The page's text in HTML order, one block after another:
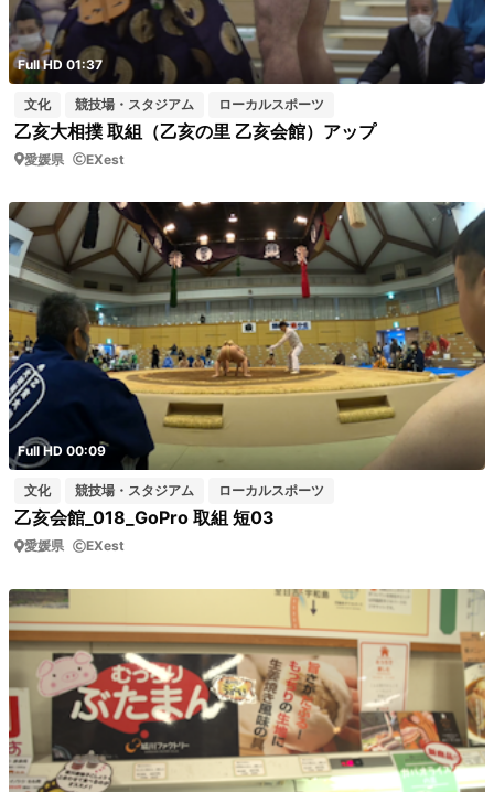
Full HD 01:37
文化 競技場・スタジアム ローカルスポーツ
乙亥大相撲 取組（乙亥の里 乙亥会館）アップ
愛媛県 EXest
Full HD 00:09
文化 競技場・スタジアム ローカルスポーツ
乙亥会館_018_GoPro 取組 短03
愛媛県 EXest